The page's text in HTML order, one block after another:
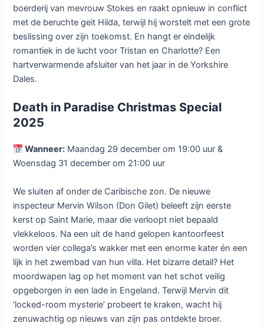
boerderij van mevrouw Stokes en raakt opnieuw in conflict
met de beruchte geit Hilda, terwijl hij worstelt met een grote
beslissing over zijn toekomst. En hangt er eindelijk
romantiek in de lucht voor Tristan en Charlotte? Een
hartverwarmende afsluiter van het jaar in de Yorkshire
Dales.
Death in Paradise Christmas Special
2025
Wanneer: Maandag 29 december om 19:00 uur &
Woensdag 31 december om 21:00 uur
We sluiten af onder de Caribische zon. De nieuwe
inspecteur Mervin Wilson (Don Gilet) beleeft zijn eerste
kerst op Saint Marie, maar die verloopt niet bepaald
vlekkeloos. Na een uit de hand gelopen kantoorfeest
worden vier collega’s wakker met een enorme kater én een
lijk in het zwembad van hun villa. Het bizarre detail? Het
moordwapen lag op het moment van het schot veilig
opgeborgen in een lade in Engeland. Terwijl Mervin dit
‘locked-room mysterie’ probeert te kraken, wacht hij
zenuwachtig op nieuws van zijn pas ontdekte broer.